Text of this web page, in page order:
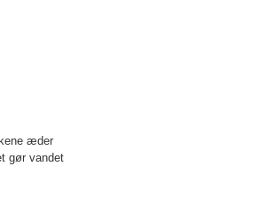
æder
gør vandet